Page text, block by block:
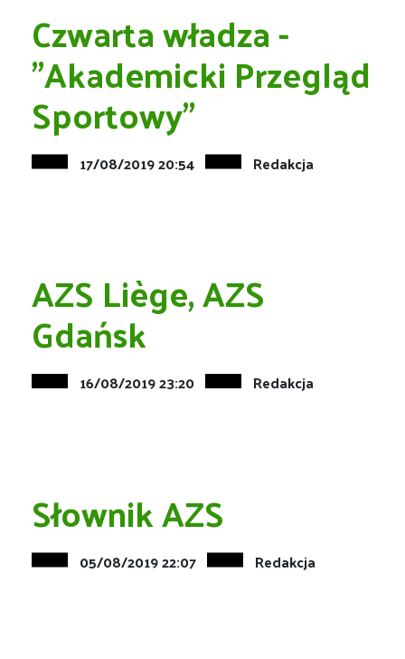
Czwarta władza -
"Akademicki Przegląd
Sportowy"
17/08/2019 20:54 Redakcja
AZS Liège, AZS
Gdańsk
16/08/2019 23:20 Redakcja
Słownik AZS
05/08/2019 22:07 Redakcja